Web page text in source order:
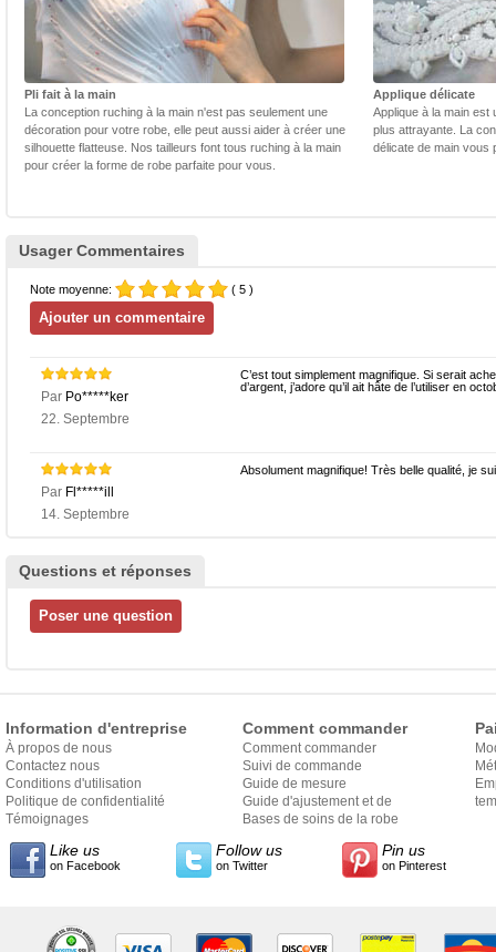
Pli fait à la main
La conception ruching à la main n'est pas seulement une
décoration pour votre robe, elle peut aussi aider à créer une
silhouette flatteuse. Nos tailleurs font tous ruching à la main
pour créer la forme de robe parfaite pour vous.
Applique délicate
Applique à la main est
plus attrayante. La
délicate de main vous
Usager Commentaires
Note moyenne: ( 5 )
Par Po*****ker
22. Septembre
C’est tout simplement magnifique. Si serait
d’argent, j’adore qu’il ait hâte de l’utiliser en
Par Fl*****ill
14. Septembre
Absolument magnifique! Très belle qualité, je
Questions et réponses
Information d'entreprise
À propos de nous
Contactez nous
Conditions d'utilisation
Politique de confidentialité
Témoignages
Comment commander
Comment commander
Suivi de commande
Guide de mesure
Guide d'ajustement et de
style
Bases de soins de la robe
Like us
on Facebook
Follow us
on Twitter
Pin us
on Pinterest